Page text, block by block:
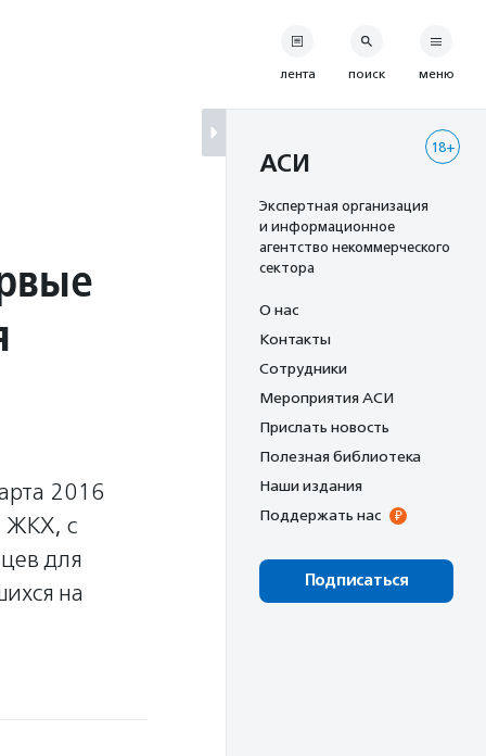
2016
ЖКХ, с
для
на
лента поиск меню
18+
АСИ
Экспертная организация
и информационное
агентство некоммерческого
сектора
О нас
Контакты
Сотрудники
Мероприятия АСИ
Прислать новость
Полезная библиотека
Наши издания
Поддержать нас
Подписаться